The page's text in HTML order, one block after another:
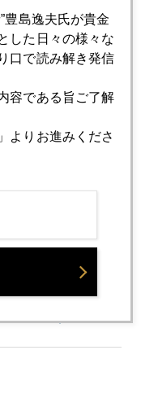
相
４３００ドル
豊島逸夫氏が貴金
した日々の様々な
口で読み解き発信
容である旨ご了解
よりお進みくださ